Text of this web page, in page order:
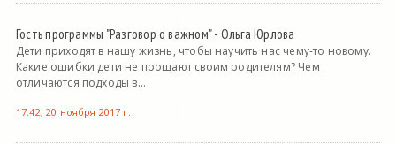
Гость программы "Разговор о важном" - Ольга Юрлова
Дети приходят в нашу жизнь, чтобы научить нас чему-то новому.
Какие ошибки дети не прощают своим родителям? Чем
отличаются подходы в...
17:42, 20 ноября 2017 г.